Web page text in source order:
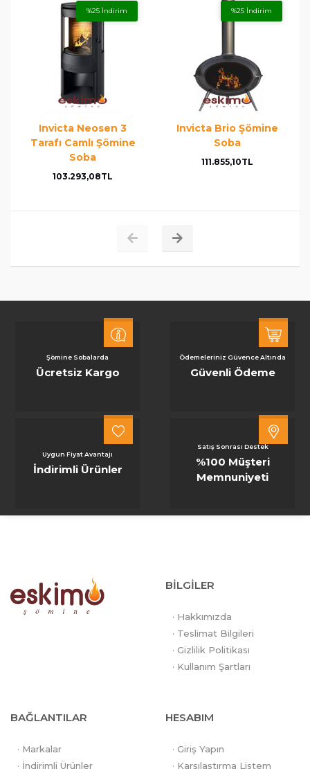
%25 İndirim
Invicta Neosen 3
Tarafı Camlı Şömine
Soba
103.293,08TL
%25 İndirim
Invicta Brio Şömine
Soba
111.855,10TL
Şömine Sobalarda
Ücretsiz Kargo
Ödemeleriniz Güvence Altında
Güvenli Ödeme
Uygun Fiyat Avantajı
İndirimli Ürünler
Satış Sonrası Destek
%100 Müşteri
Memnuniyeti
BİLGİLER
· Hakkımızda
· Teslimat Bilgileri
· Gizlilik Politikası
· Kullanım Şartları
BAĞLANTILAR
· Markalar
· İndirimli Ürünler
HESABIM
· Giriş Yapın
· Karşılaştırma Listem